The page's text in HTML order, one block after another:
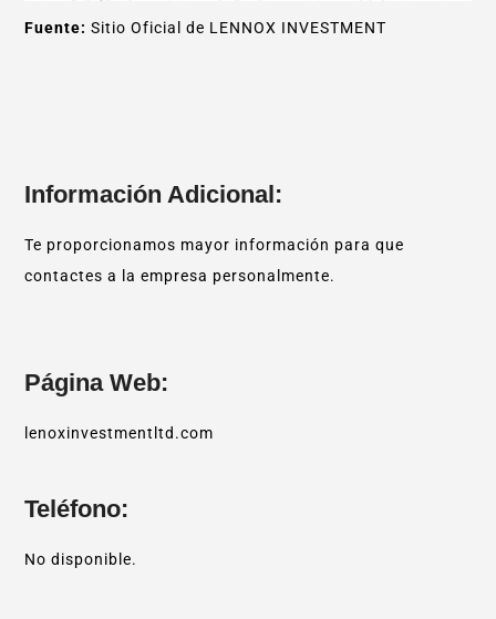
Fuente: Sitio Oficial de LENNOX INVESTMENT
Información Adicional:
Te proporcionamos mayor información para que
contactes a la empresa personalmente.
Página Web:
lenoxinvestmentltd.com
Teléfono:
No disponible.